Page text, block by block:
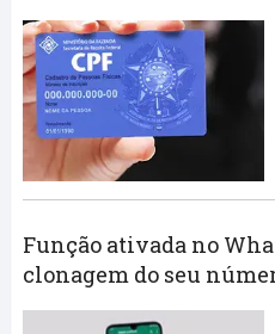
Função ativada no
clonagem do seu